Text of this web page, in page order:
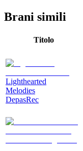
Brani simili
Titolo
Lighthearted
Melodies
DepasRec